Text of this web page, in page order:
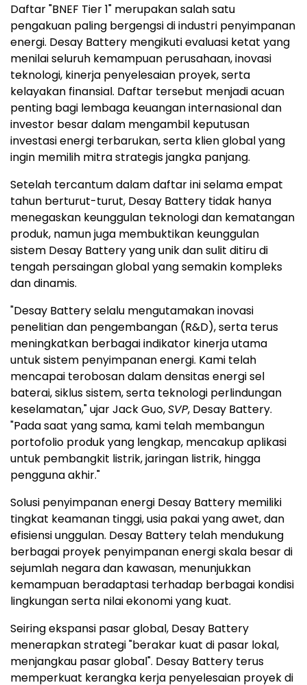
Daftar "BNEF Tier 1" merupakan salah satu
pengakuan paling bergengsi di industri penyimpanan
energi. Desay Battery mengikuti evaluasi ketat yang
menilai seluruh kemampuan perusahaan, inovasi
teknologi, kinerja penyelesaian proyek, serta
kelayakan finansial. Daftar tersebut menjadi acuan
penting bagi lembaga keuangan internasional dan
investor besar dalam mengambil keputusan
investasi energi terbarukan, serta klien global yang
ingin memilih mitra strategis jangka panjang.
Setelah tercantum dalam daftar ini selama empat
tahun berturut-turut, Desay Battery tidak hanya
menegaskan keunggulan teknologi dan kematangan
produk, namun juga membuktikan keunggulan
sistem Desay Battery yang unik dan sulit ditiru di
tengah persaingan global yang semakin kompleks
dan dinamis.
"Desay Battery selalu mengutamakan inovasi
penelitian dan pengembangan (R&D), serta terus
meningkatkan berbagai indikator kinerja utama
untuk sistem penyimpanan energi. Kami telah
mencapai terobosan dalam densitas energi sel
baterai, siklus sistem, serta teknologi perlindungan
keselamatan," ujar Jack Guo,SVP, Desay Battery.
"Pada saat yang sama, kami telah membangun
portofolio produk yang lengkap, mencakup aplikasi
untuk pembangkit listrik, jaringan listrik, hingga
pengguna akhir."
Solusi penyimpanan energi Desay Battery memiliki
tingkat keamanan tinggi, usia pakai yang awet, dan
efisiensi unggulan. Desay Battery telah mendukung
berbagai proyek penyimpanan energi skala besar di
sejumlah negara dan kawasan, menunjukkan
kemampuan beradaptasi terhadap berbagai kondisi
lingkungan serta nilai ekonomi yang kuat.
Seiring ekspansi pasar global, Desay Battery
menerapkan strategi "berakar kuat di pasar lokal,
menjangkau pasar global". Desay Battery terus
memperkuat kerangka kerja penyelesaian proyek di